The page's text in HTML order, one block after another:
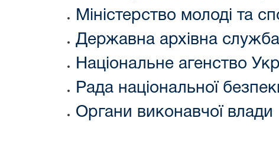
Міністерство молоді та
Державна архівна
Національне агенство
Рада національної
Органи виконавчої влади